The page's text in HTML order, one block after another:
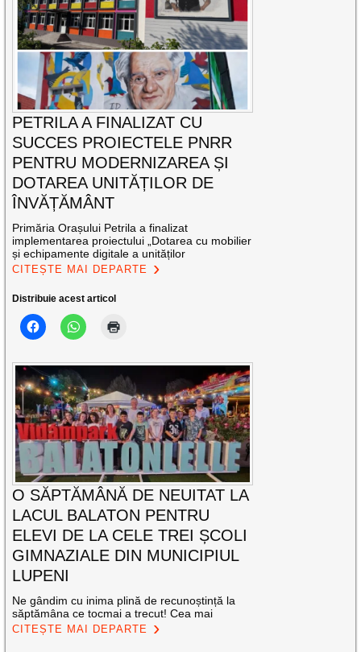
PETRILA A FINALIZAT CU
SUCCES PROIECTELE PNRR
PENTRU MODERNIZAREA ȘI
DOTAREA UNITĂȚILOR DE
ÎNVĂȚĂMÂNT
Primăria Orașului Petrila a finalizat
implementarea proiectului „Dotarea cu mobilier
și echipamente digitale a unităților
CITEȘTE MAI DEPARTE
Distribuie acest articol
O SĂPTĂMÂNĂ DE NEUITAT LA
LACUL BALATON PENTRU
ELEVI DE LA CELE TREI ȘCOLI
GIMNAZIALE DIN MUNICIPIUL
LUPENI
Ne gândim cu inima plină de recunoștință la
săptămâna ce tocmai a trecut! Cea mai
CITEȘTE MAI DEPARTE